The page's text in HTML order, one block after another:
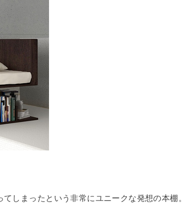
しまったという非常にユニークな発想の本棚。